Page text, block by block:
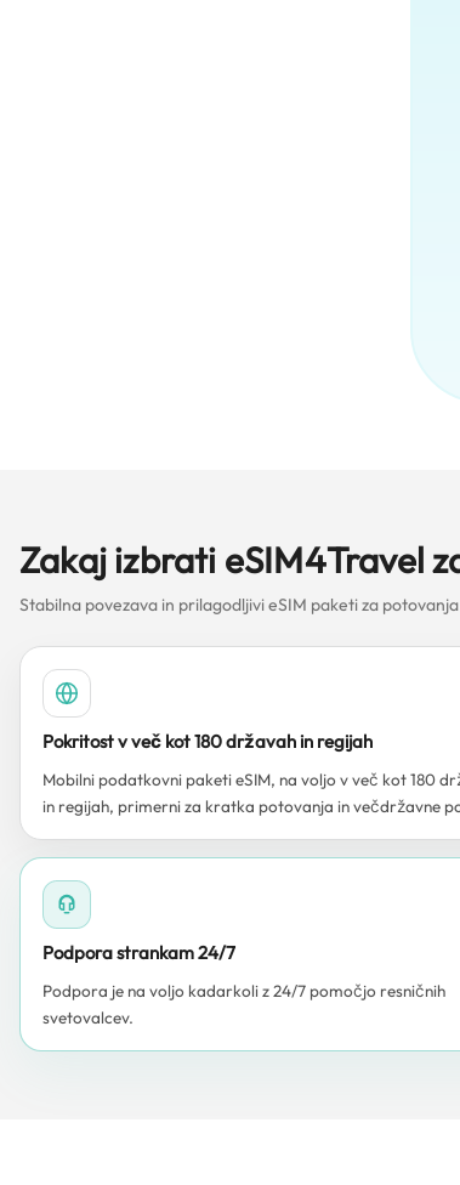
Zakaj izbrati eSIM4Travel
Stabilna povezava in prilagodljivi eSIM paketi za
Pokritost v več kot 180 državah in regijah
Mobilni podatkovni paketi eSIM, na voljo v več kot 180
in regijah, primerni za kratka potovanja in večdržavne
Podpora strankam 24/7
Podpora je na voljo kadarkoli z 24/7 pomočjo resničnih
svetovalcev.